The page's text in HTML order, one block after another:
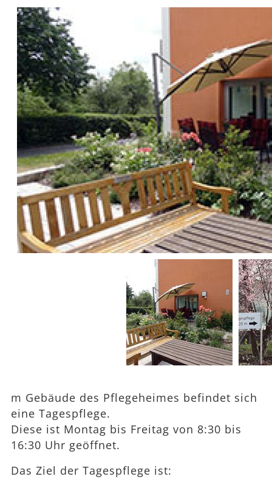
m Gebäude des Pflegeheimes befindet sich
eine Tagespflege.
Diese ist Montag bis Freitag von 8:30 bis
16:30 Uhr geöffnet.
Das Ziel der Tagespflege ist: